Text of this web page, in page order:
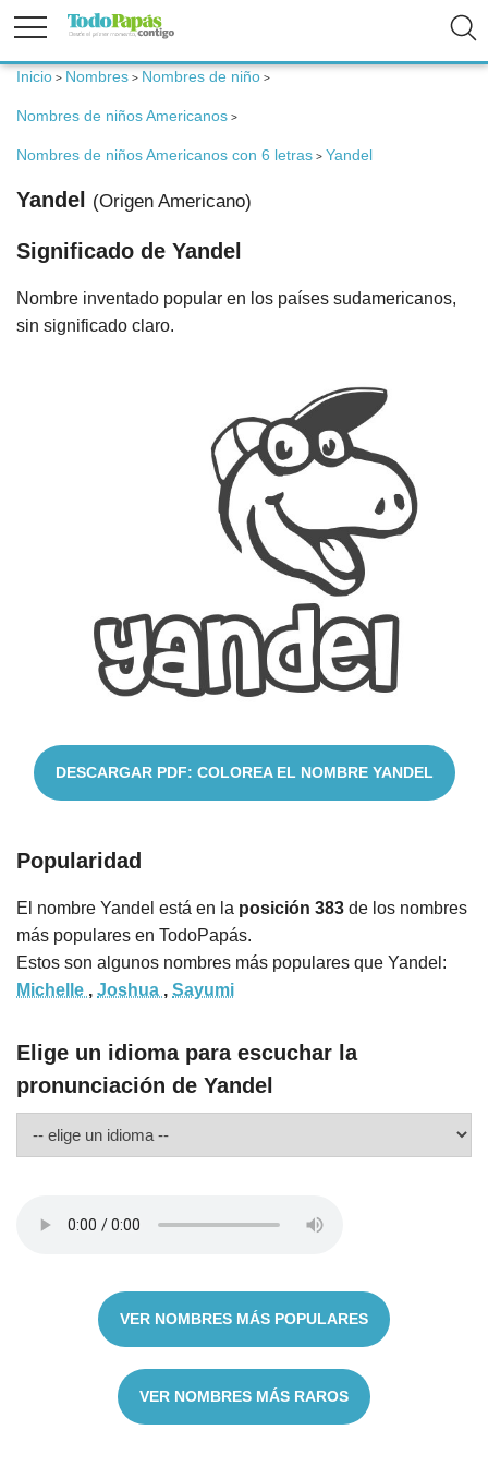
Fertilidad
Embarazo
Bebé
Padres
Inicio > Nombres > Nombres de niño >
Nombres de niños Americanos >
Nombres de niños Americanos con 6 letras > Yandel
Yandel (Origen Americano)
Significado de Yandel
Nombre inventado popular en los países sudamericanos,
sin significado claro.
DESCARGAR PDF: COLOREA EL NOMBRE YANDEL
Popularidad
El nombre Yandel está en la posición 383 de los nombres
más populares en TodoPapás.
Estos son algunos nombres más populares que Yandel:
Michelle , Joshua , Sayumi
Elige un idioma para escuchar la
pronunciación de Yandel
VER NOMBRES MÁS POPULARES
VER NOMBRES MÁS RAROS